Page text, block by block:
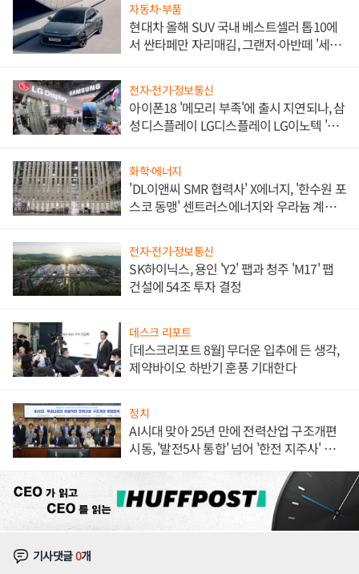
자동차·부품
현대차 올해 SUV 국내 베스트셀러 톱10에
서 싼타페만 자리매김, 그랜저·아반떼 '세단
전자·전기·정보통신
아이폰18 '메모리 부족'에 출시 지연되나, 삼
성디스플레이 LG디스플레이 LG이노텍 '탈
화학·에너지
'DL이앤씨 SMR 협력사' X에너지, '한수원 포
스코 동맹' 센트러스에너지와 우라늄 계약
전자·전기·정보통신
SK하이닉스, 용인 'Y2' 팹과 청주 'M17' 팹
건설에 54조 투자 결정
데스크 리포트
[데스크리포트 8월] 무더운 입추에 든 생각,
제약바이오 하반기 훈풍 기대한다
정치
AI시대 맞아 25년 만에 전력산업 구조개편
시동, '발전5사 통합' 넘어 '한전 지주사' 재편
기사댓글0개